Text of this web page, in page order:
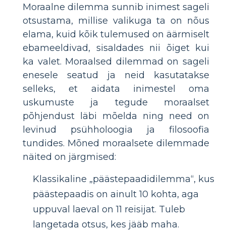
Moraalne dilemma sunnib inimest sageli
otsustama, millise valikuga ta on nõus
elama, kuid kõik tulemused on äärmiselt
ebameeldivad, sisaldades nii õiget kui
ka valet. Moraalsed dilemmad on sageli
enesele seatud ja neid kasutatakse
selleks, et aidata inimestel oma
uskumuste ja tegude moraalset
põhjendust läbi mõelda ning need on
levinud psühholoogia ja filosoofia
tundides. Mõned moraalsete dilemmade
näited on järgmised:
Klassikaline „päästepaadidilemma“, kus
päästepaadis on ainult 10 kohta, aga
uppuval laeval on 11 reisijat. Tuleb
langetada otsus, kes jääb maha.